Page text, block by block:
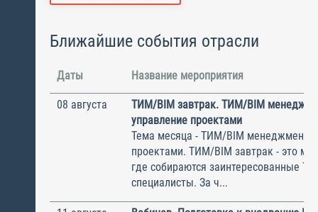
Ближайшие события отрасли
Даты Название мероприятия
08 августа
ТИМ/BIM завтрак. ТИМ/BIM
управление проектами
Тема месяца - ТИМ/BIM менеджмент и
проектами. ТИМ/BIM завтрак - это
где собираются заинтересованные
специалисты. За ч...